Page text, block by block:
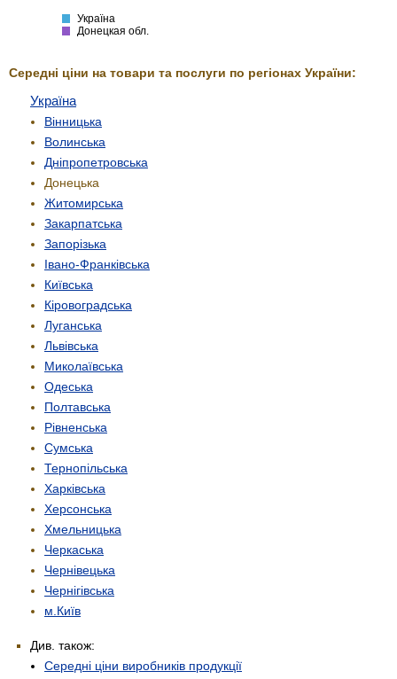
Україна
Донецкая обл.
Середні ціни на товари та послуги по регіонах України:
Україна
Вінницька
Волинська
Дніпропетровська
Донецька
Житомирська
Закарпатська
Запорізька
Івано-Франківська
Київська
Кіровоградська
Луганська
Львівська
Миколаївська
Одеська
Полтавська
Рівненська
Сумська
Тернопільська
Харківська
Херсонська
Хмельницька
Черкаська
Чернівецька
Чернігівська
м.Київ
Див. також:
Середні ціни виробників продукції